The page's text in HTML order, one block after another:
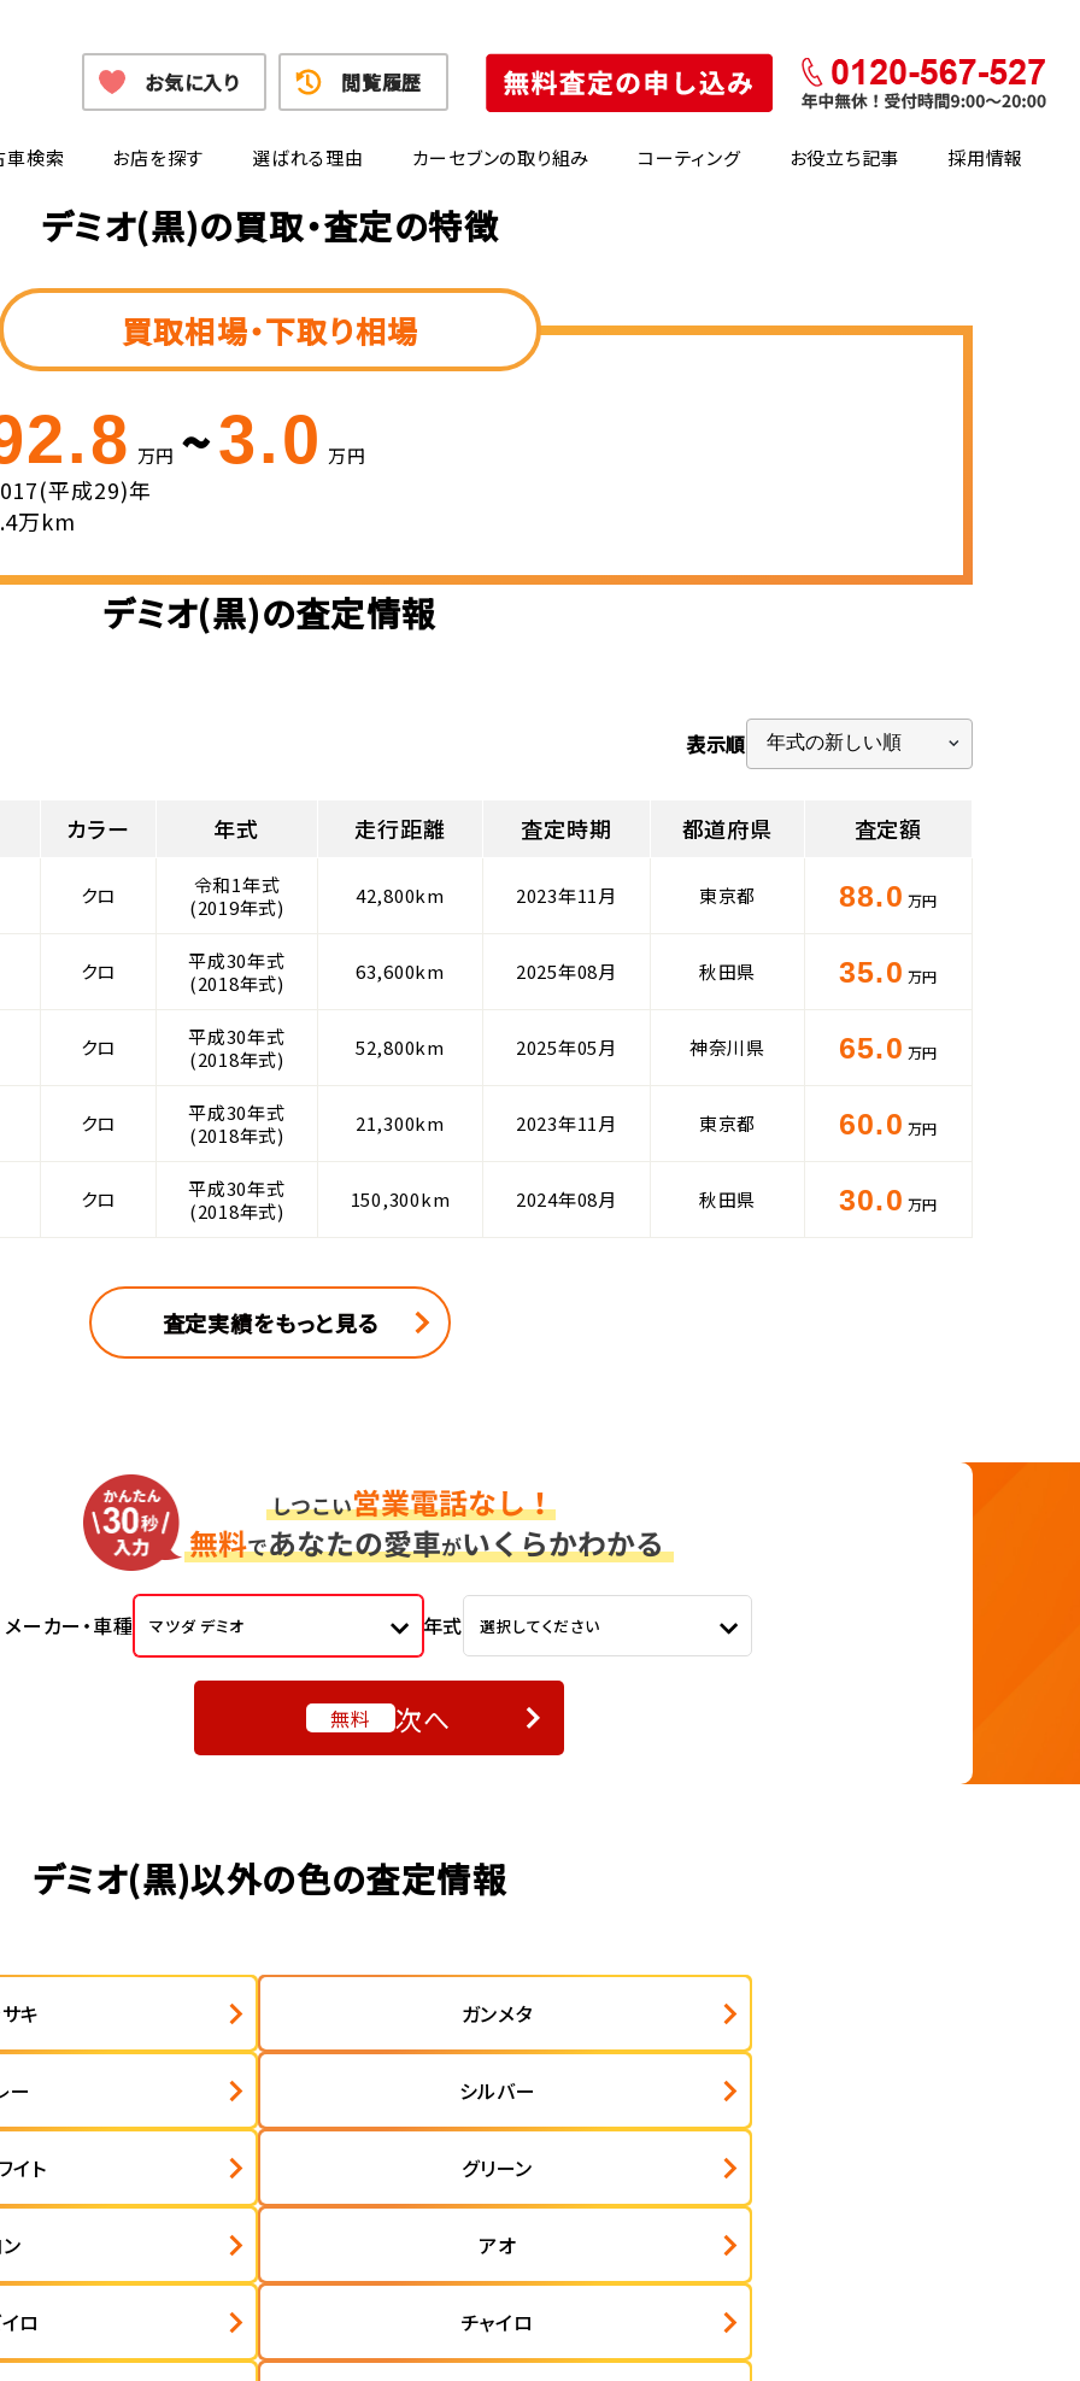
車検索 お店を探す 選ばれる理由 カーセブンの取り組み コーティング お役立ち記事 採用情報
お気に入り 閲覧履歴
デミオ(黒)の買取・査定の特徴
買取相場・下取り相場
万円 ~3.0 万円
平成29)年
万km
デミオ(黒)の査定情報
表示順
カラー 年式 走行距離 査定時期 都道府県 査定額
クロ
令和1年式
(2019年式)
42,800km 2023年11月 東京都 88.0 万円
クロ
平成30年式
(2018年式)
63,600km 2025年08月 秋田県 35.0 万円
クロ
平成30年式
(2018年式)
52,800km 2025年05月 神奈川県 65.0 万円
クロ
平成30年式
(2018年式)
21,300km 2023年11月 東京都 60.0 万円
クロ
平成30年式
(2018年式)
150,300km 2024年08月 秋田県 30.0 万円
査定実績をもっと見る
メーカー・車種 マツダ デミオ 年式 選択してください
無料 次へ
デミオ(黒)以外の色の査定情報
キ ガンメタ
ー シルバー
イト グリーン
アオ
ロ チャイロ